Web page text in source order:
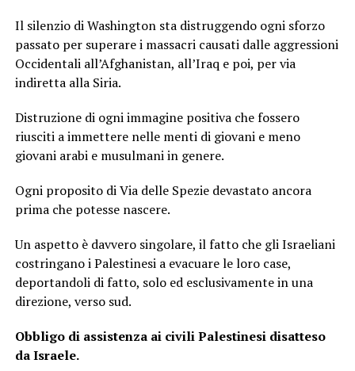
Il silenzio di Washington sta distruggendo ogni sforzo
passato per superare i massacri causati dalle aggressioni
Occidentali all’Afghanistan, all’Iraq e poi, per via
indiretta alla Siria.
Distruzione di ogni immagine positiva che fossero
riusciti a immettere nelle menti di giovani e meno
giovani arabi e musulmani in genere.
Ogni proposito di Via delle Spezie devastato ancora
prima che potesse nascere.
Un aspetto è davvero singolare, il fatto che gli Israeliani
costringano i Palestinesi a evacuare le loro case,
deportandoli di fatto, solo ed esclusivamente in una
direzione, verso sud.
Obbligo di assistenza ai civili Palestinesi disatteso
da Israele.